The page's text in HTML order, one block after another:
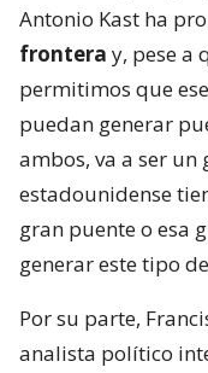
Antonio Kast ha
frontera y, pese a
permitimos que
puedan generar
ambos, va a ser un
estadounidense
gran puente o esa
generar este tipo
Por su parte,
analista político